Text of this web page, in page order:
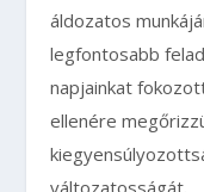
áldozatos
legfontosabb
napjainkat
ellenére
változatosságát.